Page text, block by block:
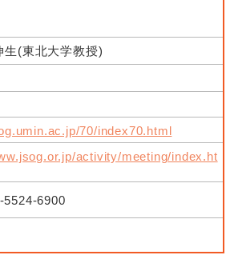
生(東北大学教授)
70/index70.html
activity/meeting/index.ht
5524-6900